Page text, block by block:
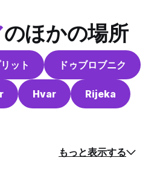
のほかの場所
ット ドゥブロブニク
Hvar Rijeka
もっと表示する